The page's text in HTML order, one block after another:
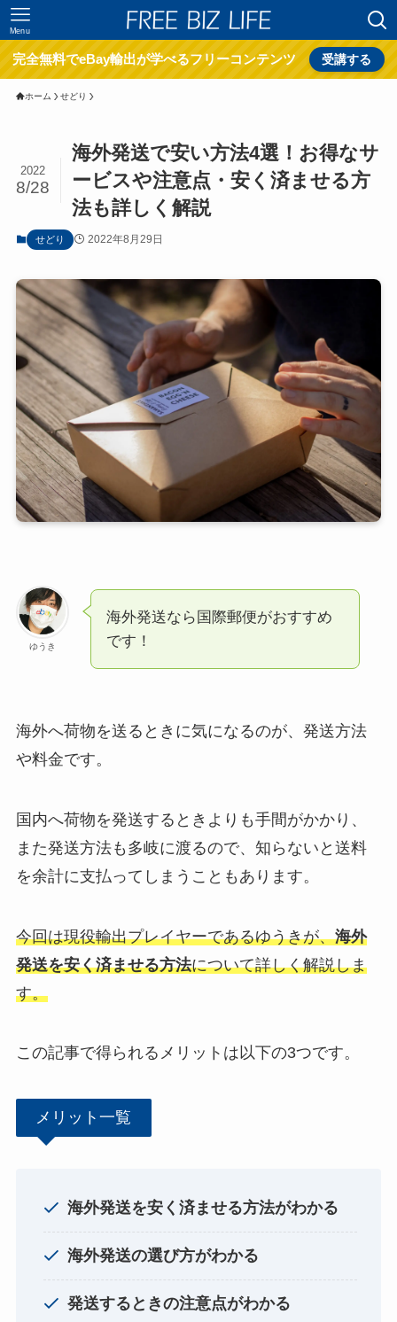
Menu
完全無料でeBay輸出が学べるフリーコンテンツ 受講する
ホーム せどり
海外発送で安い方法4選！お得なサ
ービスや注意点・安く済ませる方
法も詳しく解説
2022
8/28
せどり 2022年8月29日
ゆうき
海外発送なら国際郵便がおすすめ
です！
海外へ荷物を送るときに気になるのが、発送方法
や料金です。
国内へ荷物を発送するときよりも手間がかかり、
また発送方法も多岐に渡るので、知らないと送料
を余計に支払ってしまうこともあります。
今回は現役輸出プレイヤーであるゆうきが、海外
発送を安く済ませる方法について詳しく解説しま
す。
この記事で得られるメリットは以下の3つです。
メリット一覧
海外発送を安く済ませる方法がわかる
海外発送の選び方がわかる
発送するときの注意点がわかる